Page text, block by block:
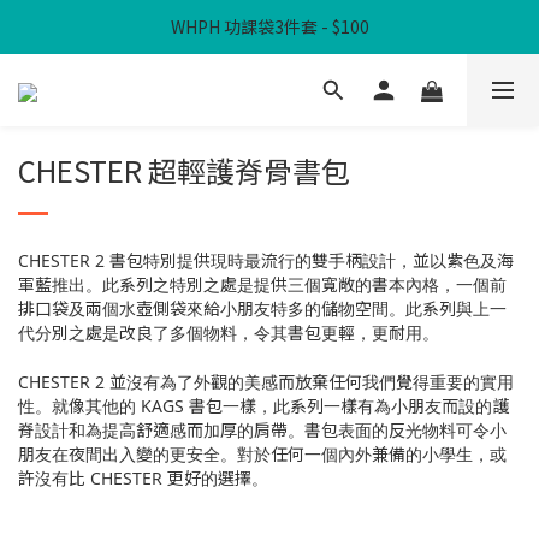
滿$300免本地運費
WHPH 功課袋3件套 - $100
滿$300免本地運費
CHESTER 超輕護脊骨書包
CHESTER 2 書包特別提供現時最流行的雙手柄設計，並以紫色及海
軍藍推出。此系列之特別之處是提供三個寬敞的書本內格，一個前
排口袋及兩個水壺側袋來給小朋友特多的儲物空間。此系列與上一
代分別之處是改良了多個物料，令其書包更輕，更耐用。
CHESTER 2 並沒有為了外觀的美感而放棄任何我們覺得重要的實用
性。就像其他的 KAGS 書包一樣，此系列一樣有為小朋友而設的護
脊設計和為提高舒適感而加厚的肩帶。書包表面的反光物料可令小
朋友在夜間出入變的更安全。對於任何一個內外兼備的小學生，或
許沒有比 CHESTER 更好的選擇。